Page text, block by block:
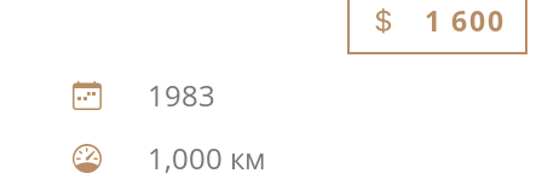
1 600
1983
1,000 км